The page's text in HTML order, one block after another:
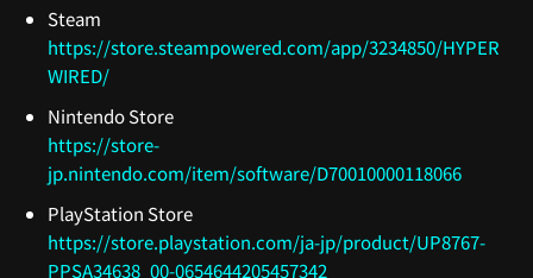
Steam
https://store.steampowered.com/app/3234850/HYPER
WIRED/
Nintendo Store
https://store-
jp.nintendo.com/item/software/D70010000118066
PlayStation Store
https://store.playstation.com/ja-jp/product/UP8767-
PPSA34638_00-0654644205457342